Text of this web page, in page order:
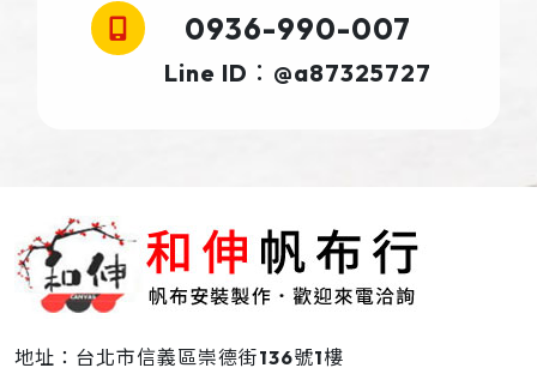
0936-990-007
Line ID：@a87325727
地址：台北市信義區崇德街136號1樓